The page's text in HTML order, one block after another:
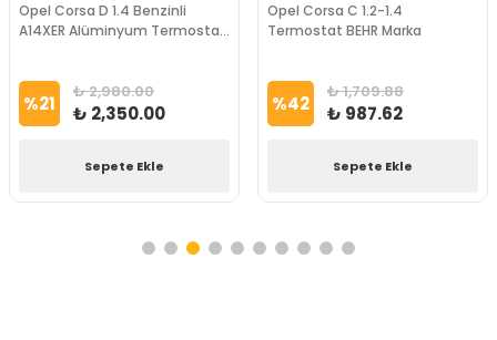
Opel Corsa D 1.4 Benzinli
A14XER Alüminyum Termostat
%21 ₺ 2,980.00
₺ 2,350.00
Sepete Ekle
Opel Corsa C 1.2-1.4
Termostat BEHR Marka
%42 ₺ 1,709.88
₺ 987.62
Sepete Ekle